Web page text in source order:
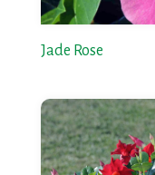
Jade Rose